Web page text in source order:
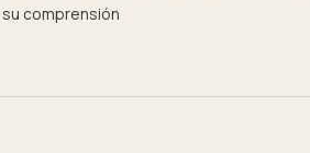
comprensión